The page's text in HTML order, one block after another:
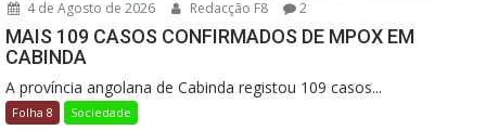
4 de Agosto de 2026 Redacção F8 2
MAIS 109 CASOS CONFIRMADOS DE MPOX EM
CABINDA
A província angolana de Cabinda registou 109 casos...
Folha 8 Sociedade